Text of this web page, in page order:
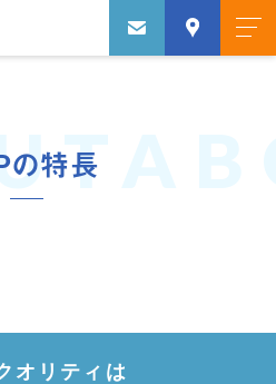
特長
オリティは